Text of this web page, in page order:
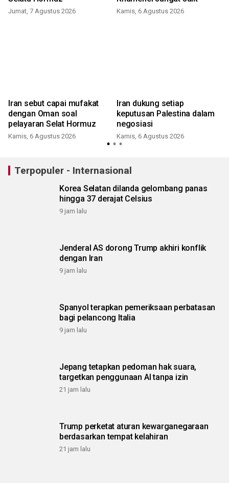
Jumat, 7 Agustus 2026 Kamis, 6 Agustus 2026
Iran sebut capai mufakat
dengan Oman soal
pelayaran Selat Hormuz
Kamis, 6 Agustus 2026
Iran dukung setiap
keputusan Palestina dalam
negosiasi
Kamis, 6 Agustus 2026
Terpopuler - Internasional
Korea Selatan dilanda gelombang panas
hingga 37 derajat Celsius
9 jam lalu
Jenderal AS dorong Trump akhiri konflik
dengan Iran
9 jam lalu
Spanyol terapkan pemeriksaan perbatasan
bagi pelancong Italia
9 jam lalu
Jepang tetapkan pedoman hak suara,
targetkan penggunaan AI tanpa izin
21 jam lalu
Trump perketat aturan kewarganegaraan
berdasarkan tempat kelahiran
21 jam lalu